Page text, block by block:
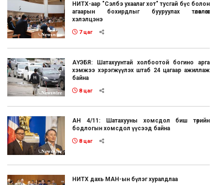
НИТХ-аар "Сэлбэ ухаалаг хот" тусгай бүс болон
агаарын бохирдлыг бууруулах төлөвлөгөөг
хэлэлцэнэ
7 цаг
АҮЭБЯ: Шатахуунтай холбоотой богино арга
хэмжээ хэрэгжүүлэх штаб 24 цагаар ажиллаж
байна
8 цаг
АН 4/11: Шатахууны хомсдол биш төрийн
бодлогын хомсдол үүсээд байна
8 цаг
НИТХ дахь МАН-ын бүлэг хуралдлаа